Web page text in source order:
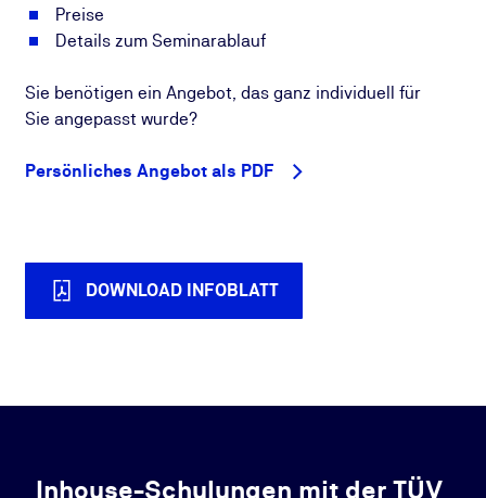
Preise
Details zum Seminarablauf
Sie benötigen ein Angebot, das ganz individuell für
Sie angepasst wurde?
Persönliches Angebot als PDF
DOWNLOAD INFOBLATT
Inhouse-Schulungen mit der TÜV